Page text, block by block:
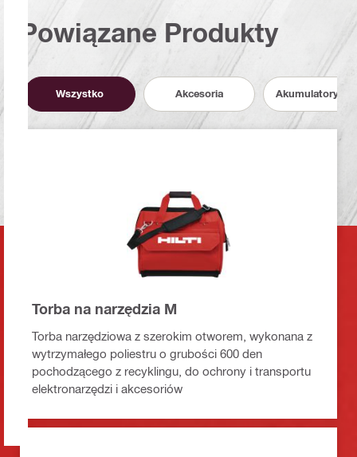
Powiązane Produkty
Wszystko Akcesoria Akumulatory i
Torba na narzędzia M
Torba narzędziowa z szerokim otworem, wykonana z
wytrzymałego poliestru o grubości 600 den
pochodzącego z recyklingu, do ochrony i transportu
elektronarzędzi i akcesoriów